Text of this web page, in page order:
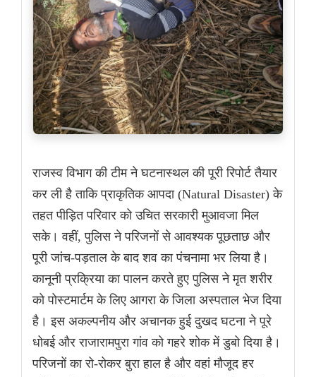
राजस्व विभाग की टीम ने घटनास्थल की पूरी रिपोर्ट तैयार
कर ली है ताकि प्राकृतिक आपदा (Natural Disaster) के
तहत पीड़ित परिवार को उचित सरकारी मुआवजा मिल
सके। वहीं, पुलिस ने परिजनों से आवश्यक पूछताछ और
पूरी जांच-पड़ताल के बाद शव का पंचनामा भर लिया है।
कानूनी प्रक्रिया का पालन करते हुए पुलिस ने मृत शरीर
को पोस्टमार्टम के लिए आगरा के जिला अस्पताल भेज दिया
है। इस अकल्पनीय और अचानक हुई दुखद घटना ने पूरे
धोबई और राजारामपुरा गांव को गहरे शोक में डुबो दिया है।
परिजनों का रो-रोकर बुरा हाल है और वहां मौजूद हर